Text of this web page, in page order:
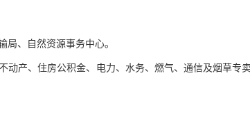
、自然资源事务中心。
动产、住房公积金、电力、水务、燃气、通信及烟草专